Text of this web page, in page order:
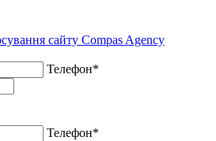
сайту Compas Agency
Телефон*
Телефон*